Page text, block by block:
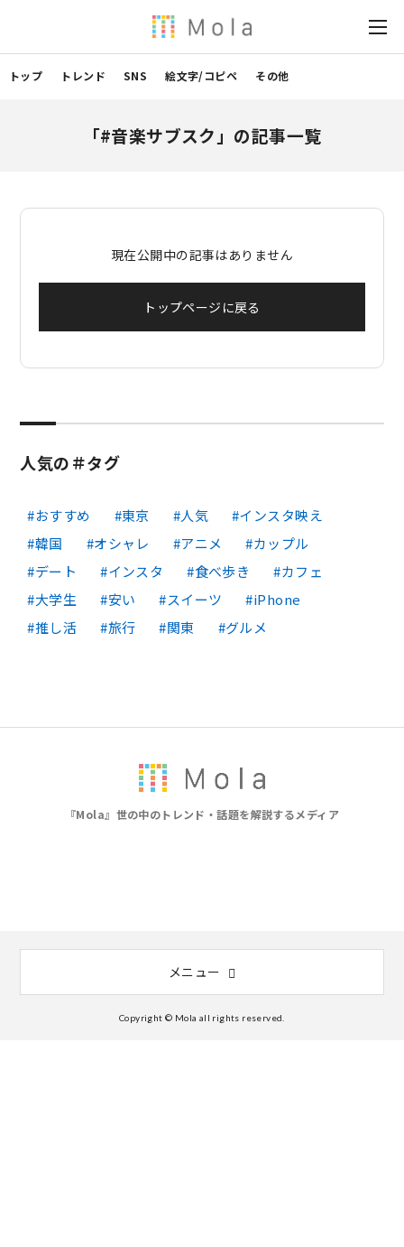
トップ トレンド SNS 絵文字/コピペ その他
「#音楽サブスク」の記事一覧
現在公開中の記事はありません
トップページに戻る
人気の＃タグ
おすすめ 東京 人気
インスタ映え
韓国
オシャレ アニメ
カップル
デート
インスタ 食べ歩き
カフェ
大学生
安い スイーツ
iPhone
推し活
旅行 関東 グルメ
『Mola』世の中のトレンド・話題を解説するメディア
メニュー
Copyright © Mola all rights reserved.